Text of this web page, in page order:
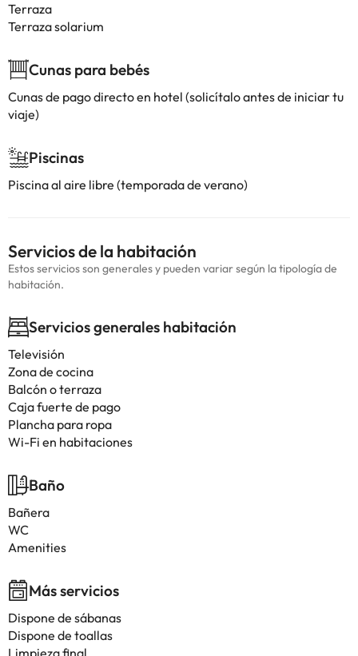
Terraza
Terraza solarium
Cunas para bebés
Cunas de pago directo en hotel (solicítalo antes de iniciar tu
viaje)
Piscinas
Piscina al aire libre (temporada de verano)
Servicios de la habitación
Estos servicios son generales y pueden variar según la tipología de
habitación.
Servicios generales habitación
Televisión
Zona de cocina
Balcón o terraza
Caja fuerte de pago
Plancha para ropa
Wi-Fi en habitaciones
Baño
Bañera
WC
Amenities
Más servicios
Dispone de sábanas
Dispone de toallas
Limpieza final